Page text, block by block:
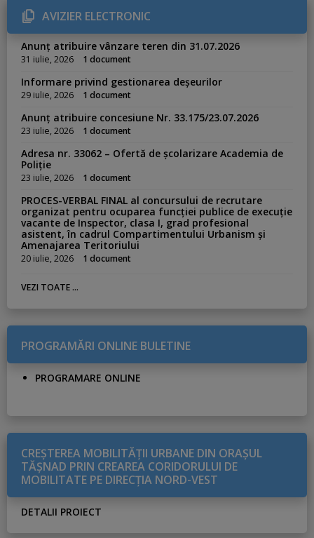
r
i
e
s
AVIZIER ELECTRONIC
Anunț atribuire vânzare teren din 31.07.2026
31 iulie, 2026 1 document
Informare privind gestionarea deșeurilor
29 iulie, 2026 1 document
Anunț atribuire concesiune Nr. 33.175/23.07.2026
23 iulie, 2026 1 document
Adresa nr. 33062 – Ofertă de școlarizare Academia de
Poliție
23 iulie, 2026 1 document
PROCES-VERBAL FINAL al concursului de recrutare
organizat pentru ocuparea funcției publice de execuție
vacante de Inspector, clasa I, grad profesional
asistent, în cadrul Compartimentului Urbanism și
Amenajarea Teritoriului
20 iulie, 2026 1 document
VEZI TOATE ...
PROGRAMĂRI ONLINE BULETINE
PROGRAMARE ONLINE
CREŞTEREA MOBILITĂŢII URBANE DIN ORAŞUL
TĂŞNAD PRIN CREAREA CORIDORULUI DE
MOBILITATE PE DIRECŢIA NORD-VEST
DETALII PROIECT